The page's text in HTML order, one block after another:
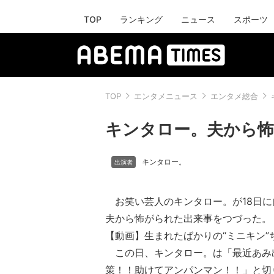
TOP ランキング ニュース スポーツ
TOP エンタメニュース エンタメ総合
キンタロー。夫から
キンタロー。
お笑い芸人のキンタロー。が18日に
夫から怖がられた出来事をつづった。
【動画】生まれたばかりの“ミニキン”
この日、キンタロー。は「最近あ
策！！助けてアンパンマン！！」と切